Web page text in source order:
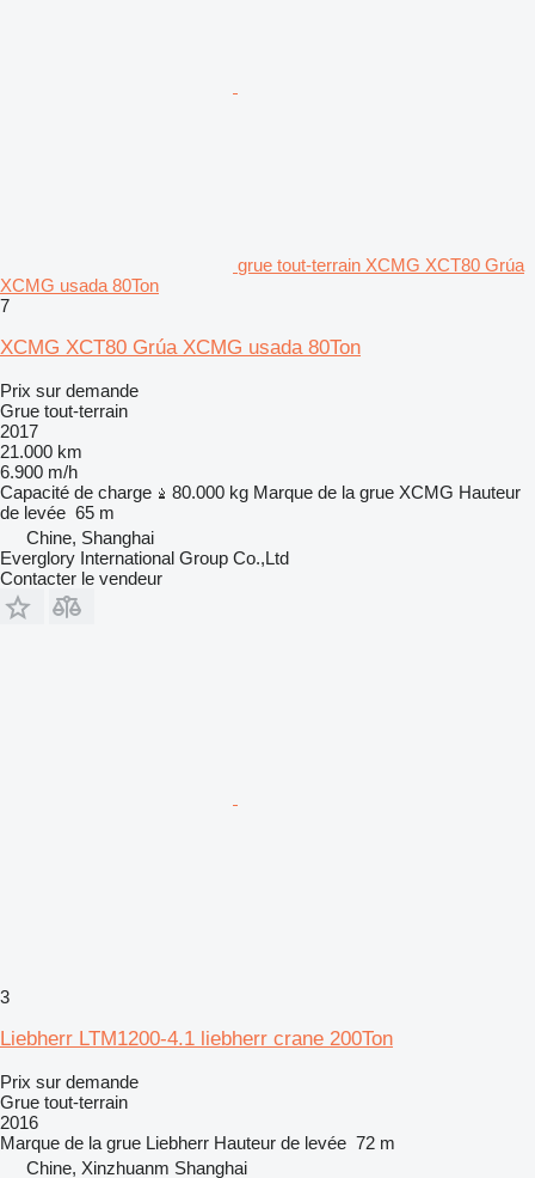
grue tout-terrain XCMG XCT80 Grúa
XCMG usada 80Ton
7
XCMG XCT80 Grúa XCMG usada 80Ton
Prix sur demande
Grue tout-terrain
2017
21.000 km
6.900 m/h
Capacité de charge
80.000 kg Marque de la grue XCMG Hauteur
de levée 65 m
Chine, Shanghai
Everglory International Group Co.,Ltd
Contacter le vendeur
3
Liebherr LTM1200-4.1 liebherr crane 200Ton
Prix sur demande
Grue tout-terrain
2016
Marque de la grue Liebherr Hauteur de levée 72 m
Chine, Xinzhuanm Shanghai